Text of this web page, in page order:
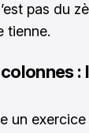
pas du
tienne.
:
un exercice